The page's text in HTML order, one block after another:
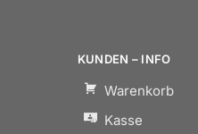
KUNDEN – INFO
Warenkorb
Kasse